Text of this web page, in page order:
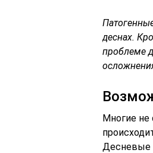
деснах.
проблеме
Многие не
Десневые